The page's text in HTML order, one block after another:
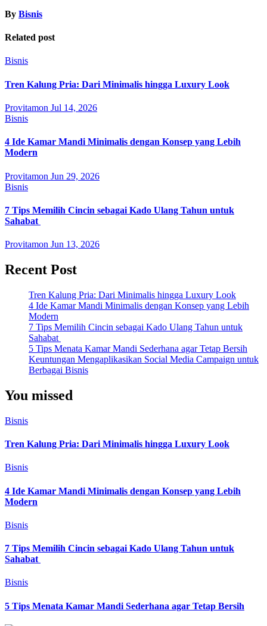
By Bisnis
Related post
Bisnis
Tren Kalung Pria: Dari Minimalis hingga Luxury Look
Provitamon Jul 14, 2026
Bisnis
4 Ide Kamar Mandi Minimalis dengan Konsep yang Lebih
Modern
Provitamon Jun 29, 2026
Bisnis
7 Tips Memilih Cincin sebagai Kado Ulang Tahun untuk
Sahabat
Provitamon Jun 13, 2026
Recent Post
Tren Kalung Pria: Dari Minimalis hingga Luxury Look
4 Ide Kamar Mandi Minimalis dengan Konsep yang Lebih
Modern
7 Tips Memilih Cincin sebagai Kado Ulang Tahun untuk
Sahabat
5 Tips Menata Kamar Mandi Sederhana agar Tetap Bersih
Keuntungan Mengaplikasikan Social Media Campaign untuk
Berbagai Bisnis
You missed
Bisnis
Tren Kalung Pria: Dari Minimalis hingga Luxury Look
Bisnis
4 Ide Kamar Mandi Minimalis dengan Konsep yang Lebih
Modern
Bisnis
7 Tips Memilih Cincin sebagai Kado Ulang Tahun untuk
Sahabat
Bisnis
5 Tips Menata Kamar Mandi Sederhana agar Tetap Bersih